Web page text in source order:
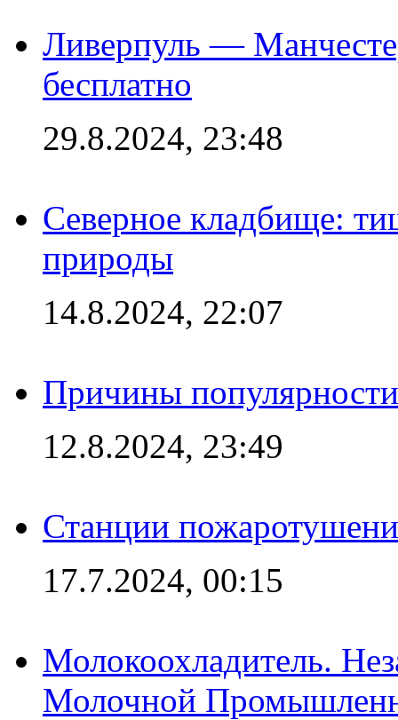
Ливерпуль —
бесплатно
29.8.2024, 23:48
Северное кладбище:
природы
14.8.2024, 22:07
Причины
12.8.2024, 23:49
Станции
17.7.2024, 00:15
Молокоохладитель.
Молочной